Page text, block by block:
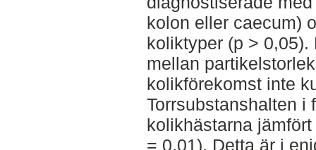
kolon eller caecum)
koliktyper (p >
mellan
kolikförekomst inte
Torrsubstanshalten i
kolikhästarna
= 0,01). Detta är i